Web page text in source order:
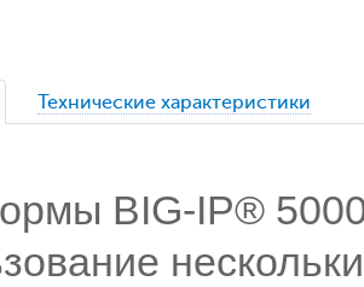
Технические характеристики
BIG-IP®